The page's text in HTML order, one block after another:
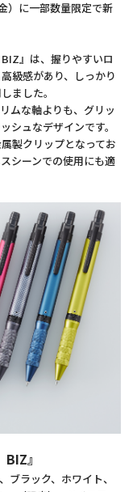
）に一部数量限定で新
』は、握りやすいロ
級感があり、しっかり
ました。
な軸よりも、グリッ
シュなデザインです。
製クリップとなってお
シーンでの使用にも適
』
ブラック、ホワイト、